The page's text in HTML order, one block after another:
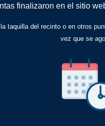
finalizaron en el sitio
taquilla del recinto o en otros
vez que se